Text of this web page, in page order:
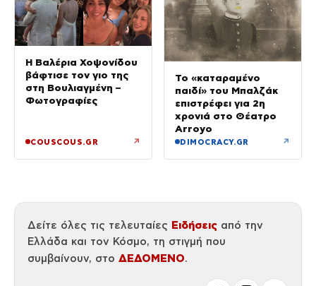
Η Βαλέρια Χοψονίδου
βάφτισε τον γιο της
στη Βουλιαγμένη –
Φωτογραφίες
COUSCOUS.GR ↗
Το «καταραμένο
παιδί» του Μπαλζάκ
επιστρέφει για 2η
χρονιά στο Θέατρο
Arroyo
DIMOCRACY.GR ↗
Δείτε όλες τις τελευταίες Ειδήσεις από την
Ελλάδα και τον Κόσμο, τη στιγμή που
συμβαίνουν, στο ΔΕΔΟΜΕΝΟ.